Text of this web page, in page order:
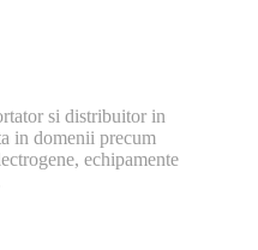
si distribuitor in
in domenii precum
echipamente